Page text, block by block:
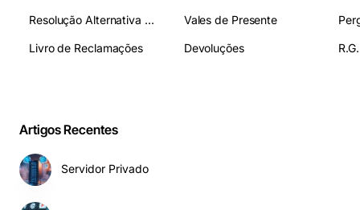
Resolução Alternativa de Litígios
Livro de Reclamações
Vales de Presente
Devoluções
Artigos Recentes
Servidor Privado